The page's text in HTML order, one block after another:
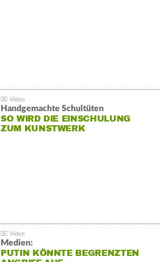
Handgemachte Schultüten
SO WIRD DIE EINSCHULUNG
ZUM KUNSTWERK
Medien:
PUTIN KÖNNTE BEGRENZTEN